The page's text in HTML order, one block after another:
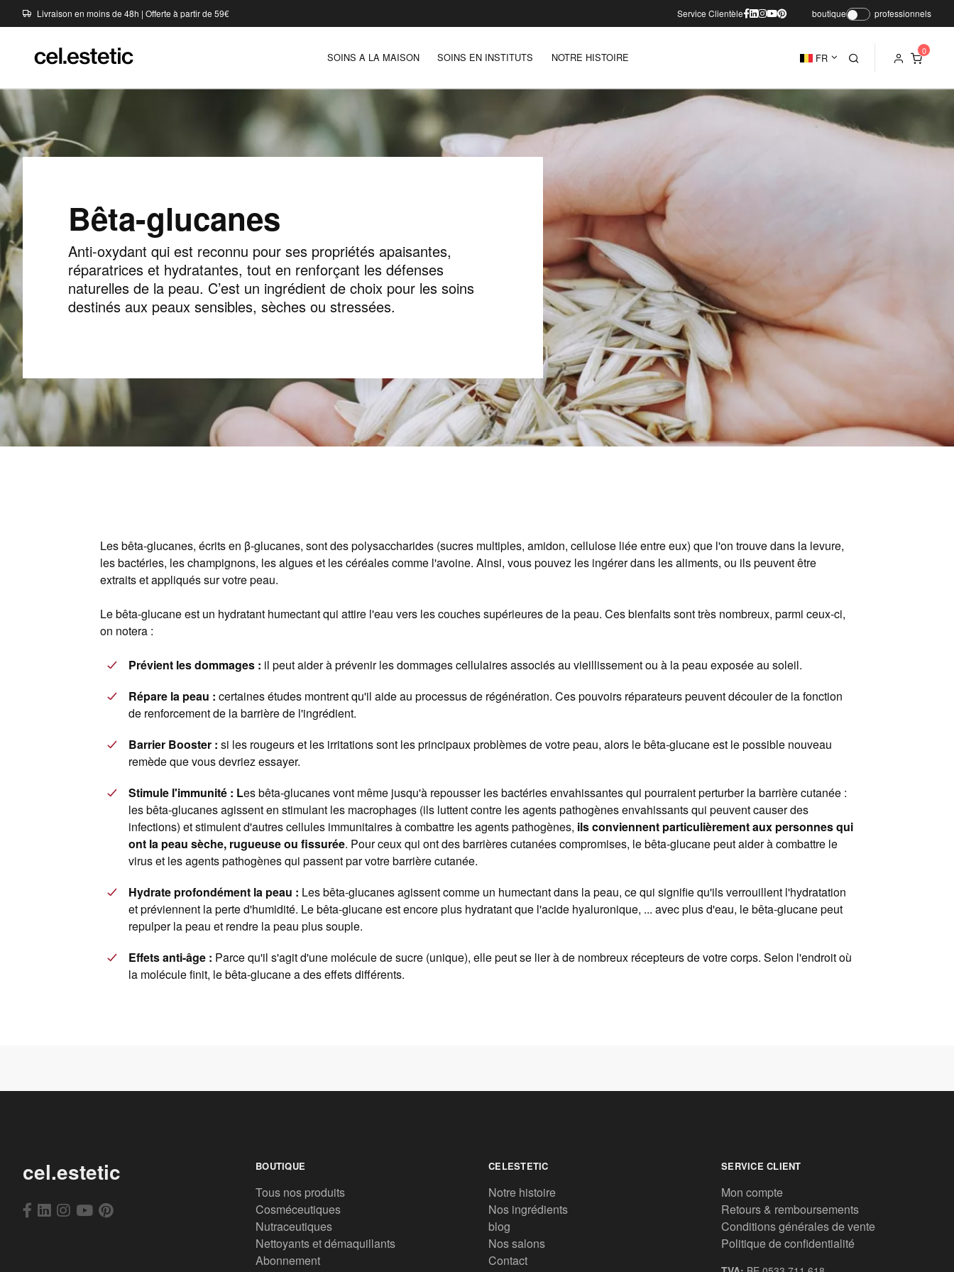
Livraison en moins de 48h | Offerte à partir de 59€ Service Clientèle boutique professionnels
SOINS A LA MAISON SOINS EN INSTITUTS NOTRE HISTOIRE FR
Bêta-glucanes
Anti-oxydant qui est reconnu pour ses propriétés apaisantes,
réparatrices et hydratantes, tout en renforçant les défenses
naturelles de la peau. C’est un ingrédient de choix pour les soins
destinés aux peaux sensibles, sèches ou stressées.
Les bêta-glucanes, écrits en β-glucanes, sont des polysaccharides (sucres multiples, amidon, cellulose liée entre eux) que l'on trouve dans la levure,
les bactéries, les champignons, les algues et les céréales comme l'avoine. Ainsi, vous pouvez les ingérer dans les aliments, ou ils peuvent être
extraits et appliqués sur votre peau.
Le bêta-glucane est un hydratant humectant qui attire l'eau vers les couches supérieures de la peau. Ces bienfaits sont très nombreux, parmi ceux-ci,
on notera :
Prévient les dommages : il peut aider à prévenir les dommages cellulaires associés au vieillissement ou à la peau exposée au soleil.
Répare la peau :certaines études montrent qu'il aide au processus de régénération. Ces pouvoirs réparateurs peuvent découler de la fonction
de renforcement de la barrière de l'ingrédient.
Barrier Booster :si les rougeurs et les irritations sont les principaux problèmes de votre peau, alors le bêta-glucane est le possible nouveau
remède que vous devriez essayer.
Stimule l'immunité : Les bêta-glucanes vont même jusqu'à repousser les bactéries envahissantes qui pourraient perturber la barrière cutanée :
les bêta-glucanes agissent en stimulant les macrophages (ils luttent contre les agents pathogènes envahissants qui peuvent causer des
infections) et stimulent d'autres cellules immunitaires à combattre les agents pathogènes, ils conviennent particulièrement aux personnes qui
ont la peau sèche, rugueuse ou fissurée. Pour ceux qui ont des barrières cutanées compromises, le bêta-glucane peut aider à combattre le
virus et les agents pathogènes qui passent par votre barrière cutanée.
Hydrate profondément la peau : Les bêta-glucanes agissent comme un humectant dans la peau, ce qui signifie qu'ils verrouillent l'hydratation
et préviennent la perte d'humidité. Le bêta-glucane est encore plus hydratant que l'acide hyaluronique, ... avec plus d'eau, le bêta-glucane peut
repulper la peau et rendre la peau plus souple.
Effets anti-âge : Parce qu'il s'agit d'une molécule de sucre (unique), elle peut se lier à de nombreux récepteurs de votre corps. Selon l'endroit où
la molécule finit, le bêta-glucane a des effets différents.
cel.estetic BOUTIQUE
Tous nos produits
Cosméceutiques
Nutraceutiques
Nettoyants et démaquillants
Abonnement
CELESTETIC
Notre histoire
Nos ingrédients
blog
Nos salons
Contact
SERVICE CLIENT
Mon compte
Retours & remboursements
Conditions générales de vente
Politique de confidentialité